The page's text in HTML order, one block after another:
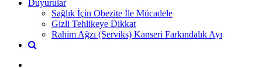
Duyurular
Sağlık İçin Obezite İle Mücadele
Gizli Tehlikeye Dikkat
Rahim Ağzı (Serviks) Kanseri Farkındalık Ayı